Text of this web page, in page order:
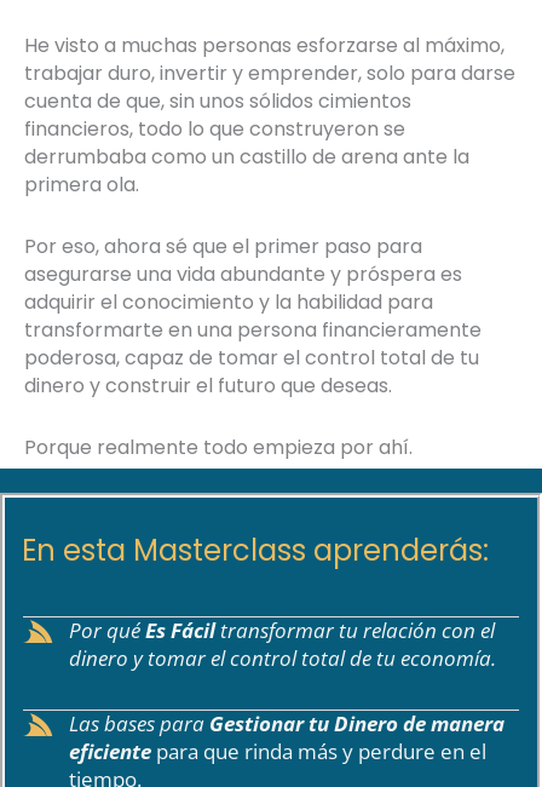
He visto a muchas personas esforzarse al máximo,
trabajar duro, invertir y emprender, solo para darse
cuenta de que, sin unos sólidos cimientos
financieros, todo lo que construyeron se
derrumbaba como un castillo de arena ante la
primera ola.
Por eso, ahora sé que el primer paso para
asegurarse una vida abundante y próspera es
adquirir el conocimiento y la habilidad para
transformarte en una persona financieramente
poderosa, capaz de tomar el control total de tu
dinero y construir el futuro que deseas.
Porque realmente todo empieza por ahí.
En esta Masterclass aprenderás:
Por quéEs Fáciltransformar tu relación con el
dinero y tomar el control total de tu economía.
Las bases para Gestionar tu Dinero de manera
eficiente para que rinda más y perdure en el
tiempo.